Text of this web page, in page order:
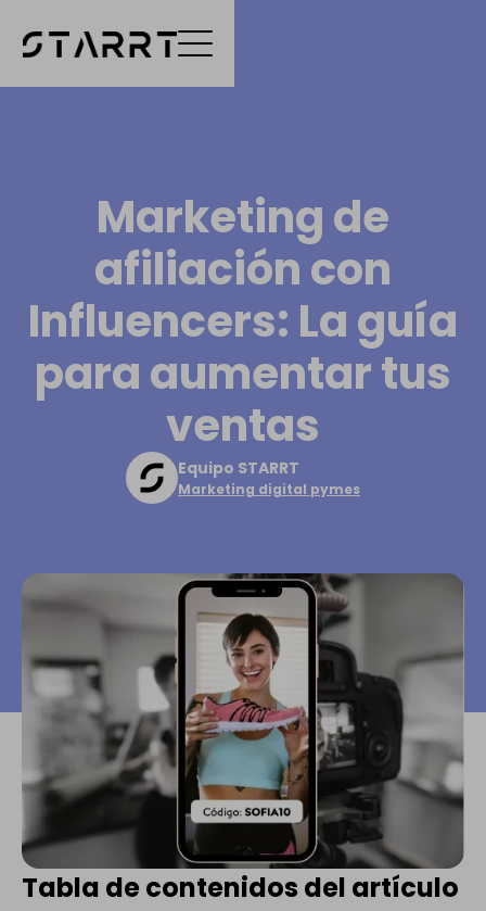
Marketing de
afiliación con
Influencers: La guía
para aumentar tus
ventas
Equipo STARRT
Marketing digital pymes
Tabla de contenidos del artículo